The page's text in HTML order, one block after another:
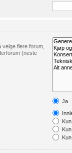
velge flere forum,
(neste
Ja